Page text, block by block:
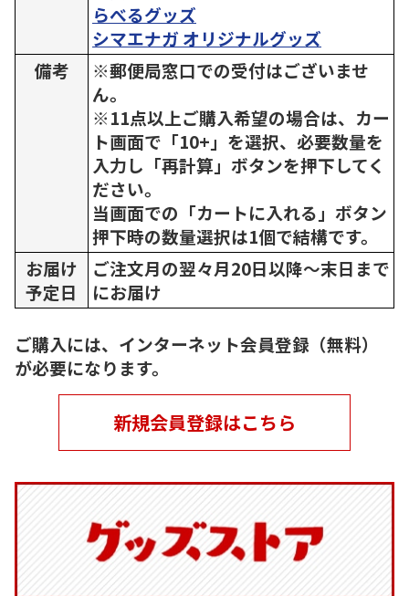
らべるグッズ
シマエナガ オリジナルグッズ
備考
※郵便局窓口での受付はございませ
ん。
※11点以上ご購入希望の場合は、カー
ト画面で「10+」を選択、必要数量を
入力し「再計算」ボタンを押下してく
ださい。
当画面での「カートに入れる」ボタン
押下時の数量選択は1個で結構です。
お届け
予定日
ご注文月の翌々月20日以降～末日まで
にお届け
ご購入には、インターネット会員登録（無料）
が必要になります。
新規会員登録はこちら